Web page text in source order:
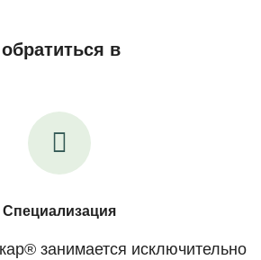
в
Специализация
занимается исключительно